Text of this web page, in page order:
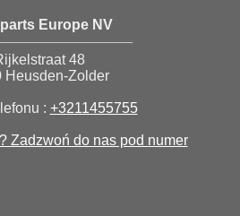
Europe NV
48
Heusden-Zolder
: +3211455755
Zadzwoń do nas pod numer